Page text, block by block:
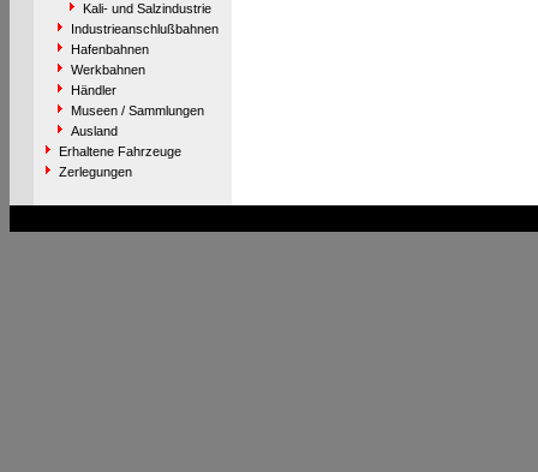
Kali- und Salzindustrie
Industrieanschlußbahnen
Hafenbahnen
Werkbahnen
Händler
Museen / Sammlungen
Ausland
Erhaltene Fahrzeuge
Zerlegungen